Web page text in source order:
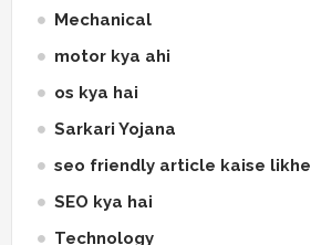
Mechanical
motor kya ahi
os kya hai
Sarkari Yojana
seo friendly article kaise likhe
SEO kya hai
Technology